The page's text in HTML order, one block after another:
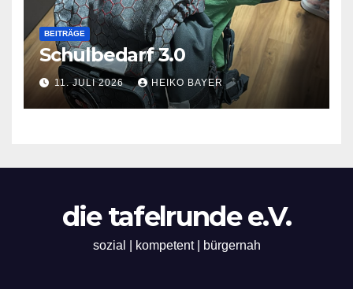
BEITRÄGE
Schulbedarf 3.0
11. JULI 2026 HEIKO BAYER
die tafelrunde e.V.
sozial | kompetent | bürgernah